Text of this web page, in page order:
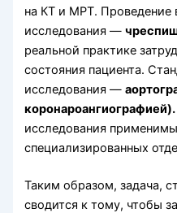
на КТ и МРТ. Проведение
исследования —
реальной практике
состояния пациента.
исследования —
исследования
специализированных
Таким образом, задача,
сводится к тому, чтобы